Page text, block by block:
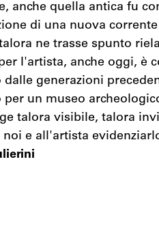
anche quella antica fu
di una nuova
ne trasse spunto
l'artista, anche oggi, è
dalle generazioni
per un museo
talora visibile, talora
noi e all'artista